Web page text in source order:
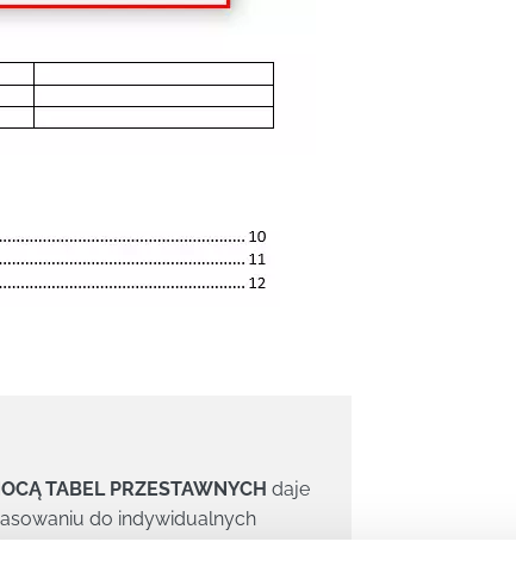
TABEL PRZESTAWNYCH daje
do indywidualnych